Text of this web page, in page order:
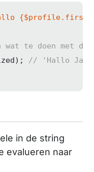
te doen met de
// 'Hallo
in de string
evalueren naar